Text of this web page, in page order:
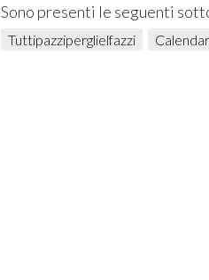
Sono presenti le seguenti
Tuttipazziperglielfazzi